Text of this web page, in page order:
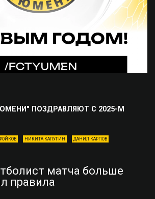
ПОЗДРАВЛЯЮТ С 2025-М
НИКИТА КАЛУГИН ДАНИЛ КАРПОВ